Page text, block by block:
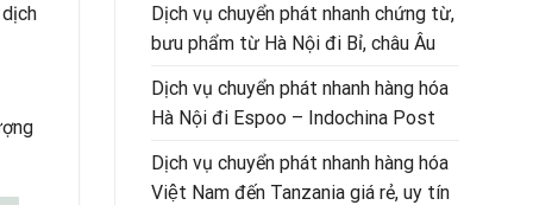
Dịch vụ chuyển phát nhanh chứng từ,
bưu phẩm từ Hà Nội đi Bỉ, châu Âu
Dịch vụ chuyển phát nhanh hàng hóa
Hà Nội đi Espoo – Indochina Post
Dịch vụ chuyển phát nhanh hàng hóa
Việt Nam đến Tanzania giá rẻ, uy tín